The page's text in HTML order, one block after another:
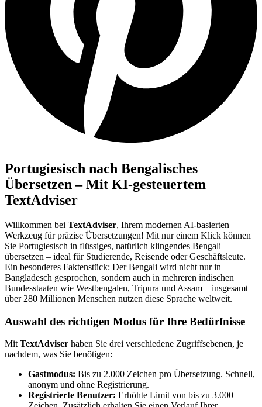
Portugiesisch nach Bengalisches
Übersetzen – Mit KI-gesteuertem
TextAdviser
Willkommen bei TextAdviser, Ihrem modernen AI-basierten
Werkzeug für präzise Übersetzungen! Mit nur einem Klick können
Sie Portugiesisch in flüssiges, natürlich klingendes Bengali
übersetzen – ideal für Studierende, Reisende oder Geschäftsleute.
Ein besonderes Faktenstück: Der Bengali wird nicht nur in
Bangladesch gesprochen, sondern auch in mehreren indischen
Bundesstaaten wie Westbengalen, Tripura und Assam – insgesamt
über 280 Millionen Menschen nutzen diese Sprache weltweit.
Auswahl des richtigen Modus für Ihre Bedürfnisse
MitTextAdviser haben Sie drei verschiedene Zugriffsebenen, je
nachdem, was Sie benötigen:
Gastmodus: Bis zu 2.000 Zeichen pro Übersetzung. Schnell,
anonym und ohne Registrierung.
Registrierte Benutzer: Erhöhte Limit von bis zu 3.000